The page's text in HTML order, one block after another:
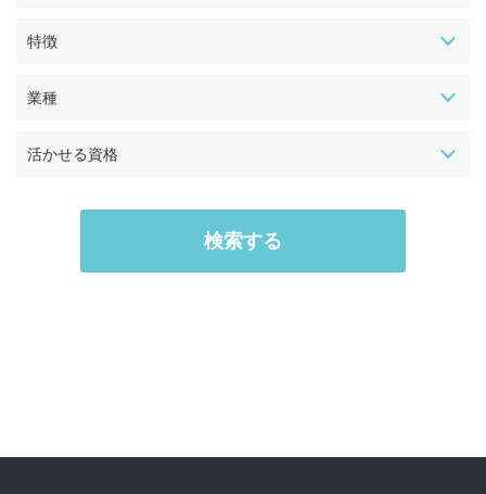
特徴
業種
活かせる資格